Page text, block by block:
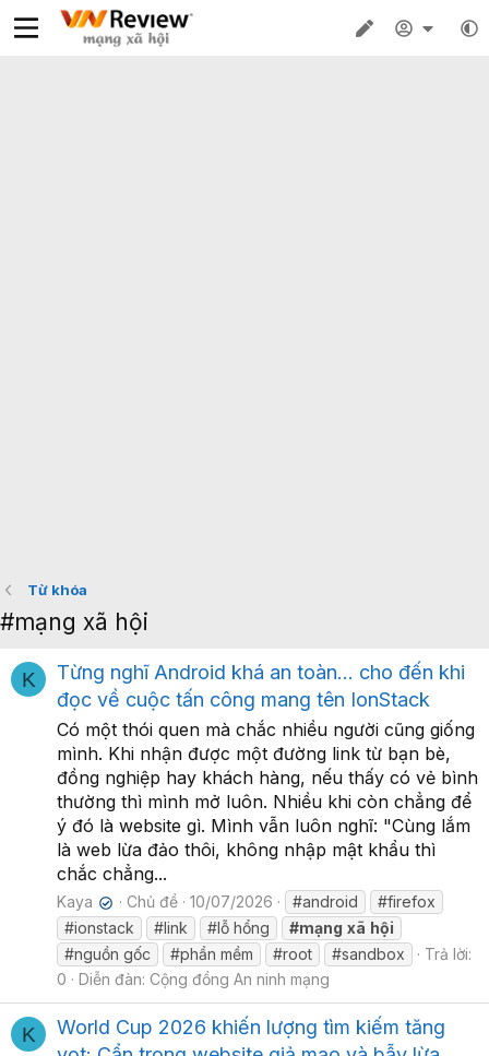
Từ khóa
#mạng xã hội
K
Từng nghĩ Android khá an toàn... cho đến khi
đọc về cuộc tấn công mang tên IonStack
Có một thói quen mà chắc nhiều người cũng giống
mình. Khi nhận được một đường link từ bạn bè,
đồng nghiệp hay khách hàng, nếu thấy có vẻ bình
thường thì mình mở luôn. Nhiều khi còn chẳng để
ý đó là website gì. Mình vẫn luôn nghĩ: "Cùng lắm
là web lừa đảo thôi, không nhập mật khẩu thì
chắc chẳng...
Kaya ✔ Chủ đề 10/07/2026 #android
#firefox
#ionstack
#link #lỗ hổng #mạng xã hội
#nguồn gốc
#phần mềm #root #sandbox
Trả lời:
0
Diễn đàn: Cộng đồng An ninh mạng
K
World Cup 2026 khiến lượng tìm kiếm tăng